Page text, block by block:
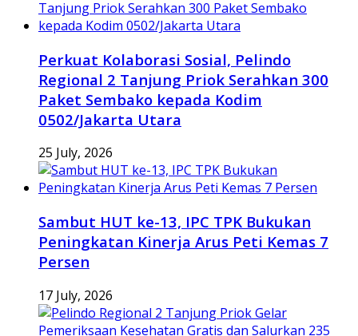
Perkuat Kolaborasi Sosial, Pelindo
Regional 2 Tanjung Priok Serahkan 300
Paket Sembako kepada Kodim
0502/Jakarta Utara
25 July, 2026
Sambut HUT ke-13, IPC TPK Bukukan
Peningkatan Kinerja Arus Peti Kemas 7
Persen
17 July, 2026